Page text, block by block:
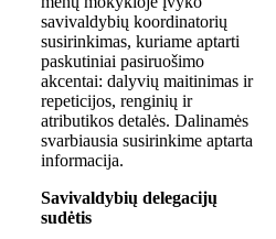
savivaldybių koordinatorių
susirinkimas, kuriame aptarti
paskutiniai pasiruošimo
akcentai: dalyvių maitinimas ir
repeticijos, renginių ir
atributikos detalės. Dalinamės
svarbiausia susirinkime aptarta
informacija.
Savivaldybių delegacijų
sudėtis